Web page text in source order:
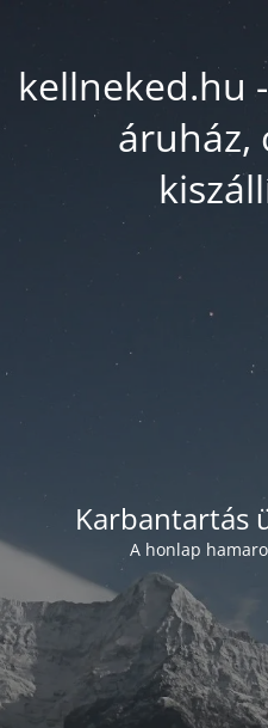
kellneked.hu
áruház,
Karbantartás
A honlap